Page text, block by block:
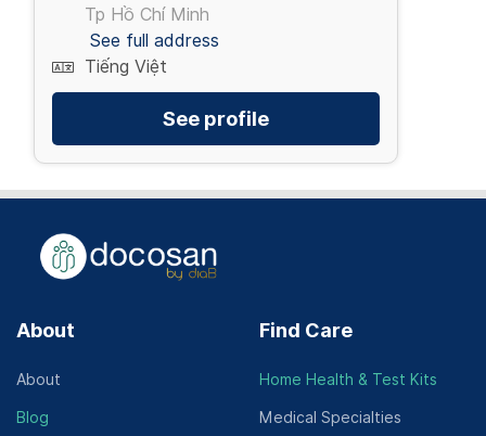
Tp Hồ Chí Minh
See full address
Tiếng Việt
See profile
About
About
Blog
Find Care
Home Health & Test Kits
Medical Specialties